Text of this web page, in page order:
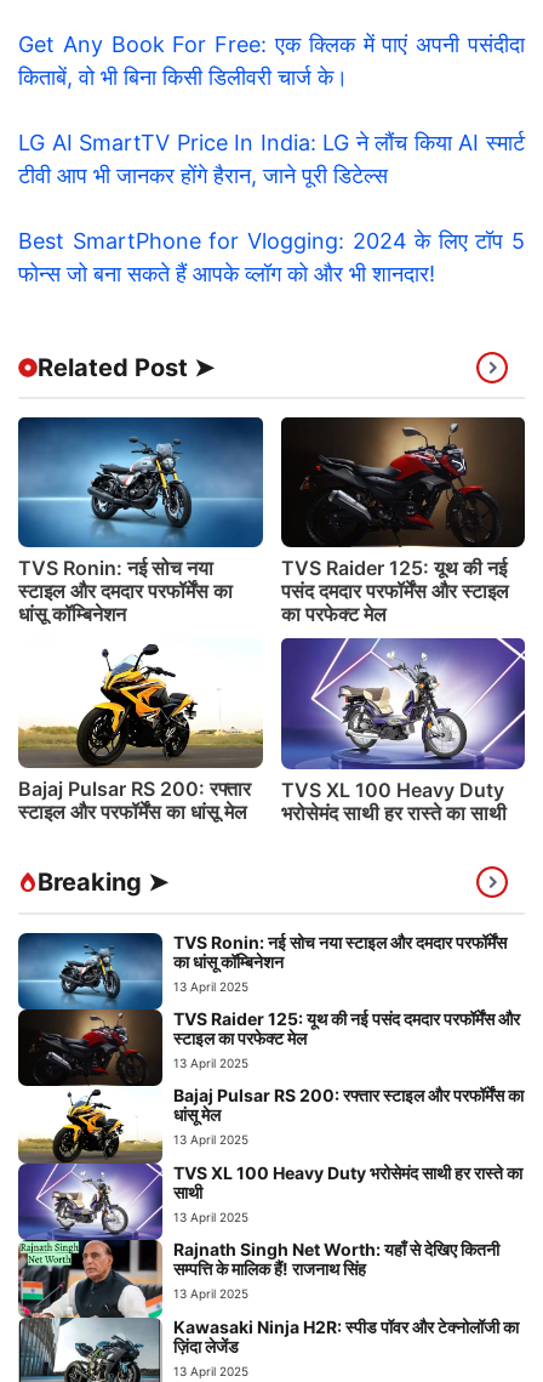
Get Any Book For Free: एक क्लिक में पाएं अपनी पसंदीदा
किताबें, वो भी बिना किसी डिलीवरी चार्ज के।
LG AI SmartTV Price In India: LG ने लौंच किया AI स्मार्ट
टीवी आप भी जानकर होंगे हैरान, जाने पूरी डिटेल्स
Best SmartPhone for Vlogging: 2024 के लिए टॉप 5
फोन्स जो बना सकते हैं आपके व्लॉग को और भी शानदार!
Related Post ➤
TVS Ronin: नई सोच नया
स्टाइल और दमदार परफॉर्मेंस का
धांसू कॉम्बिनेशन
TVS Raider 125: यूथ की नई
पसंद दमदार परफॉर्मेंस और स्टाइल
का परफेक्ट मेल
Bajaj Pulsar RS 200: रफ्तार
स्टाइल और परफॉर्मेंस का धांसू मेल
TVS XL 100 Heavy Duty
भरोसेमंद साथी हर रास्ते का साथी
Breaking ➤
TVS Ronin: नई सोच नया स्टाइल और दमदार परफॉर्मेंस
का धांसू कॉम्बिनेशन
13 April 2025
TVS Raider 125: यूथ की नई पसंद दमदार परफॉर्मेंस और
स्टाइल का परफेक्ट मेल
13 April 2025
Bajaj Pulsar RS 200: रफ्तार स्टाइल और परफॉर्मेंस का
धांसू मेल
13 April 2025
TVS XL 100 Heavy Duty भरोसेमंद साथी हर रास्ते का
साथी
13 April 2025
Rajnath Singh Net Worth: यहाँ से देखिए कितनी
सम्पत्ति के मालिक हैं! राजनाथ सिंह
13 April 2025
Kawasaki Ninja H2R: स्पीड पॉवर और टेक्नोलॉजी का
ज़िंदा लेजेंड
13 April 2025